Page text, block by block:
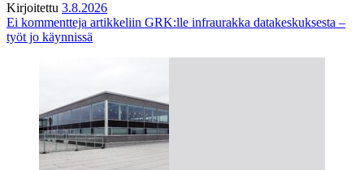
Kirjoitettu 3.8.2026
Ei kommentteja artikkeliin GRK:lle infraurakka datakeskuksesta –
työt jo käynnissä